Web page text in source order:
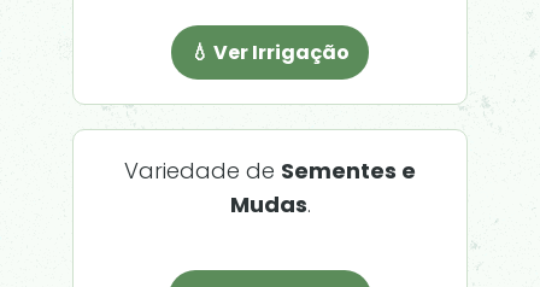
💧 Ver Irrigação
Variedade de Sementes e
Mudas.